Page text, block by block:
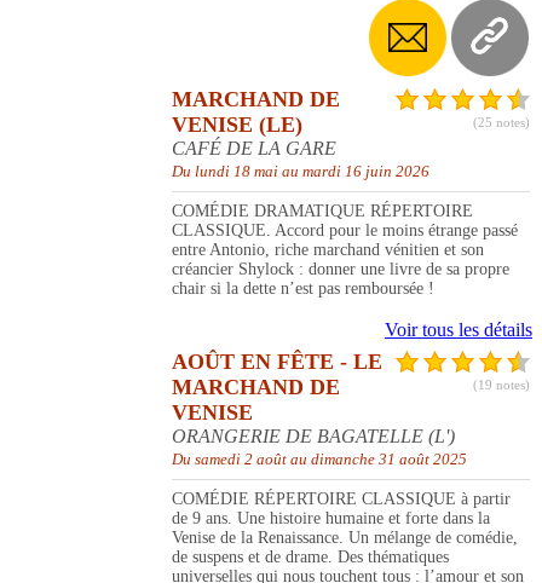
(25 notes)
MARCHAND DE
VENISE (LE)
CAFÉ DE LA GARE
Du lundi 18 mai au mardi 16 juin 2026
COMÉDIE DRAMATIQUE RÉPERTOIRE
CLASSIQUE. Accord pour le moins étrange passé
entre Antonio, riche marchand vénitien et son
créancier Shylock : donner une livre de sa propre
chair si la dette n’est pas remboursée !
Voir tous les détails
(19 notes)
AOÛT EN FÊTE - LE
MARCHAND DE
VENISE
ORANGERIE DE BAGATELLE (L')
Du samedi 2 août au dimanche 31 août 2025
COMÉDIE RÉPERTOIRE CLASSIQUE à partir
de 9 ans. Une histoire humaine et forte dans la
Venise de la Renaissance. Un mélange de comédie,
de suspens et de drame. Des thématiques
universelles qui nous touchent tous : l’amour et son